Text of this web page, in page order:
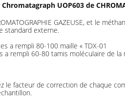
UOP603 de
GAZEUSE, et le
standard externe.
a rempli 80-100 maille « TDX-01
rempli 60-80 tamis moléculaire de la
facteur de correction de chaque